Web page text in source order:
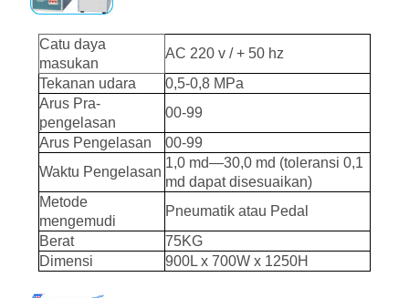
Catu daya
masukan
AC 220 v / + 50 hz
Tekanan udara
0,5-0,8 MPa
Arus Pra-
pengelasan
00-99
Arus Pengelasan
00-99
Waktu Pengelasan
1,0 md—30,0 md (toleransi 0,1
md dapat disesuaikan)
Metode
mengemudi
Pneumatik atau Pedal
Berat
75KG
Dimensi
900L x 700W x 1250H